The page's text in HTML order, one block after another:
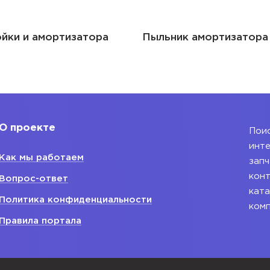
амортизатора стойки Рычаг
проекте
мы работаем
ответ
конфиденциальности
портала